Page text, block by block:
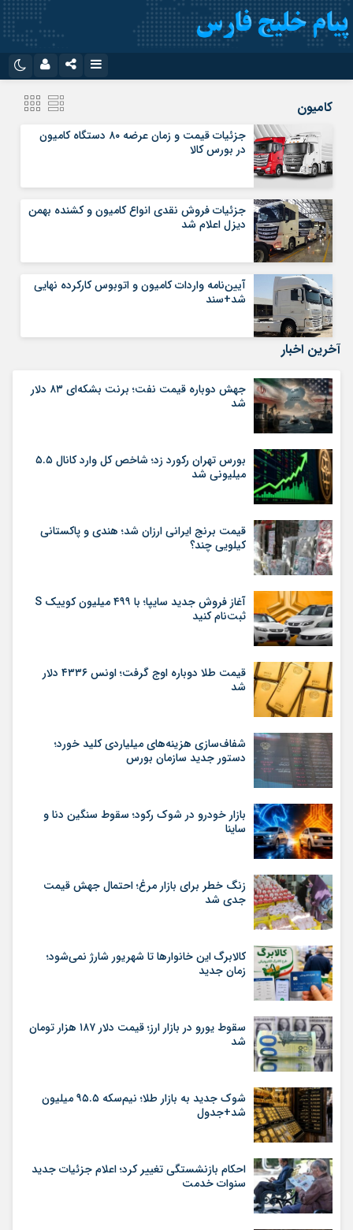
سروش
آپارات
رمز عبور
مرا به خاطر بسپار
کامیون
جزئیات قیمت و زمان عرضه ۸۰ دستگاه کامیون
در بورس کالا
جزئیات فروش نقدی انواع کامیون و کشنده بهمن
دیزل اعلام شد
آیین‌نامه واردات کامیون و اتوبوس کارکرده نهایی
شد+سند
آخرین اخبار
جهش دوباره قیمت نفت؛ برنت بشکه‌ای ۸۳ دلار
شد
بورس تهران رکورد زد؛ شاخص کل وارد کانال ۵.۵
میلیونی شد
قیمت برنج ایرانی ارزان شد؛ هندی و پاکستانی
کیلویی چند؟
آغاز فروش جدید سایپا؛ با ۴۹۹ میلیون کوییک S
ثبت‌نام کنید
قیمت طلا دوباره اوج گرفت؛ اونس ۴۳۳۶ دلار
شد
شفاف‌سازی هزینه‌های میلیاردی کلید خورد؛
دستور جدید سازمان بورس
بازار خودرو در شوک رکود؛ سقوط سنگین دنا و
ساینا
زنگ خطر برای بازار مرغ؛ احتمال جهش قیمت
جدی شد
کالابرگ این خانوارها تا شهریور شارژ نمی‌شود؛
زمان جدید
سقوط یورو در بازار ارز؛ قیمت دلار ۱۸۷ هزار تومان
شد
شوک جدید به بازار طلا؛ نیم‌سکه ۹۵.۵ میلیون
شد+جدول
احکام بازنشستگی تغییر کرد؛ اعلام جزئیات جدید
سنوات خدمت